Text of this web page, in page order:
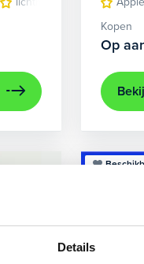
Details
Kopen
Op